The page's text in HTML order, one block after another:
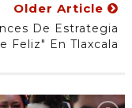
Older Article
De Estrategia
Feliz" En Tlaxcala